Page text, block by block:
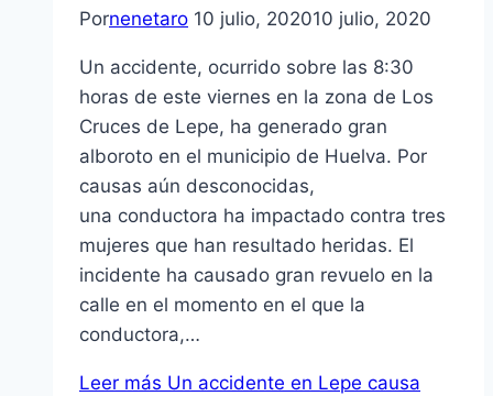
Pornenetaro 10 julio, 202010 julio, 2020
Un accidente, ocurrido sobre las 8:30
horas de este viernes en la zona de Los
Cruces de Lepe, ha generado gran
alboroto en el municipio de Huelva. Por
causas aún desconocidas,
una conductora ha impactado contra tres
mujeres que han resultado heridas. El
incidente ha causado gran revuelo en la
calle en el momento en el que la
conductora,…
Leer más Un accidente en Lepe causa